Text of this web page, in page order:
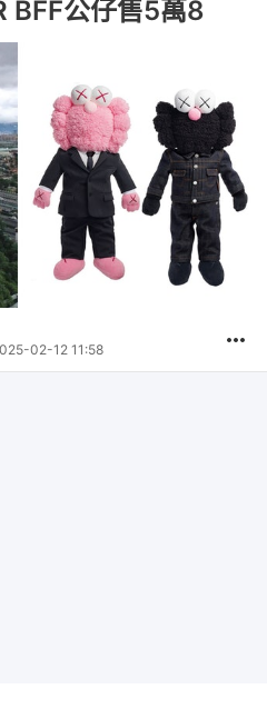
公仔售5萬8
02-12 11:58